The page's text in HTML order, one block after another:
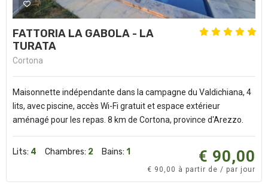
FATTORIA LA GABOLA - LA
TURATA
Cortona
Maisonnette indépendante dans la campagne du Valdichiana, 4
lits, avec piscine, accès Wi-Fi gratuit et espace extérieur
aménagé pour les repas. 8 km de Cortona, province d'Arezzo.
Lits: 4 Chambres: 2 Bains: 1 € 90,00
€ 90,00 à partir de / par jour